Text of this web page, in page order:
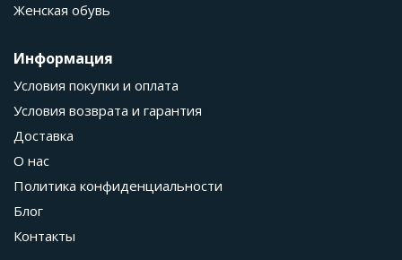
Женская обувь
Информация
Условия покупки и оплата
Условия возврата и гарантия
Доставка
О нас
Политика конфиденциальности
Блог
Контакты